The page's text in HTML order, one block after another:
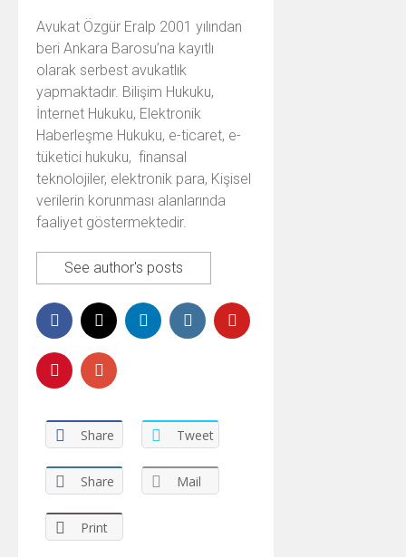
Avukat Özgür Eralp 2001 yılından
beri Ankara Barosu’na kayıtlı
olarak serbest avukatlık
yapmaktadır. Bilişim Hukuku,
İnternet Hukuku, Elektronik
Haberleşme Hukuku, e-ticaret, e-
tüketici hukuku, finansal
teknolojiler, elektronik para, Kişisel
verilerin korunması alanlarında
faaliyet göstermektedir.
See author's posts
Share Tweet
Share Mail
Print